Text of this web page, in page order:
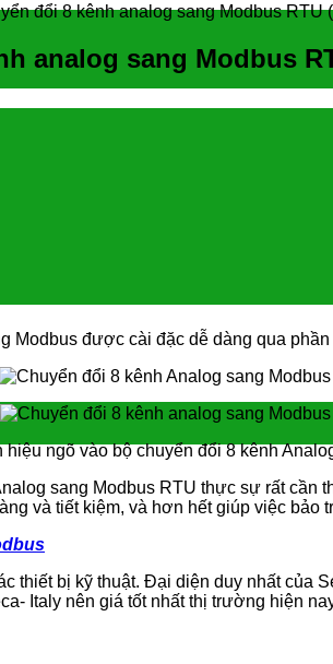
đổi 8 kênh analog sang Modbus RTU
analog sang Modbus
Modbus được cài đặc dễ dàng qua
ngõ vào bộ chuyển đổi 8 kênh
sang Modbus RTU thực sự rất cần
và tiết kiệm, và hơn hết giúp việc bảo
thiết bị kỹ thuật. Đại diện duy nhất của
Italy nên giá tốt nhất thị trường hiện